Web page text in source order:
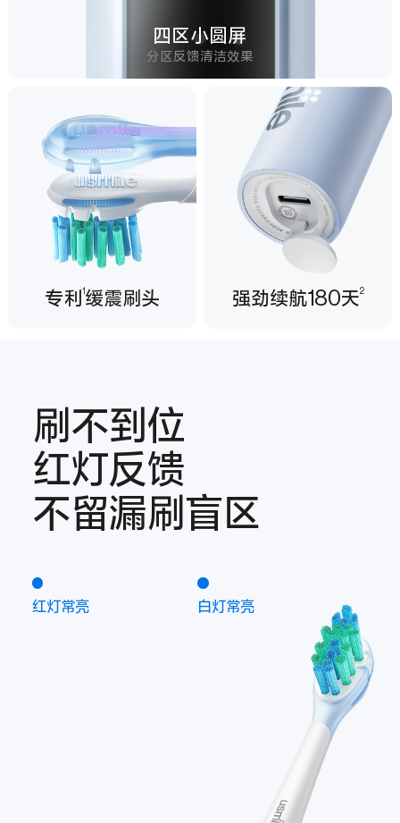
四区小圆屏
分区反馈清洁效果
专利 1缓震刷头 强劲续航180天2
刷不到位
红灯反馈
不留漏刷盲区
红灯常亮 白灯常亮